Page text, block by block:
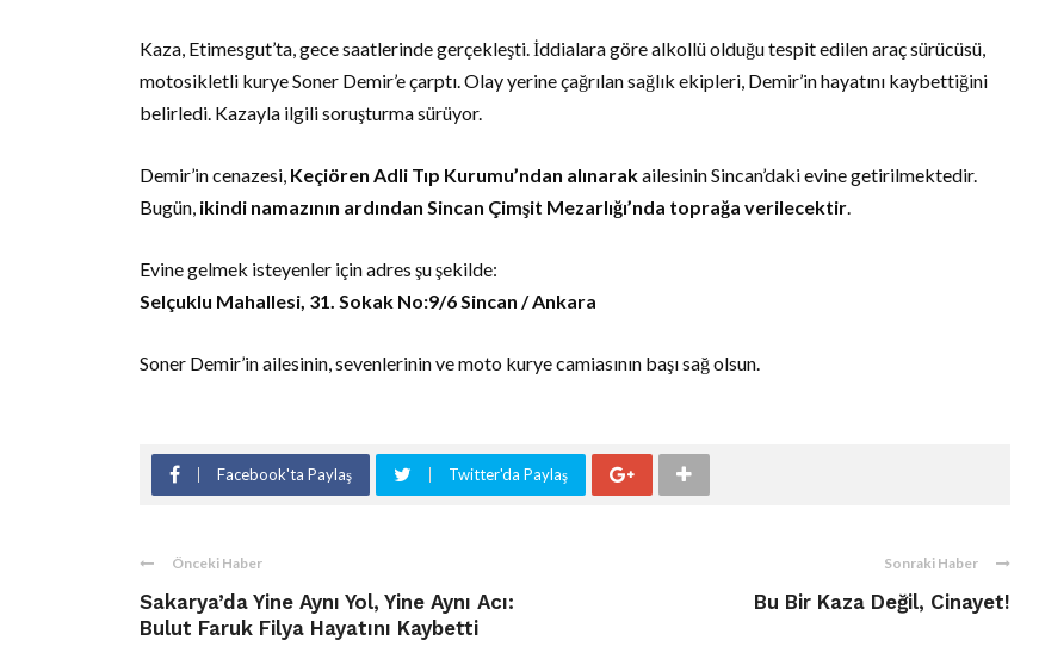
Kaza, Etimesgut’ta, gece saatlerinde gerçekleşti. İddialara göre alkollü olduğu tespit edilen araç sürücüsü,
motosikletli kurye Soner Demir’e çarptı. Olay yerine çağrılan sağlık ekipleri, Demir’in hayatını kaybettiğini
belirledi. Kazayla ilgili soruşturma sürüyor.
Demir’in cenazesi, Keçiören Adli Tıp Kurumu’ndan alınarakailesinin Sincan’daki evine getirilmektedir.
Bugün, ikindi namazının ardından Sincan Çimşit Mezarlığı’nda toprağa verilecektir.
Evine gelmek isteyenler için adres şu şekilde:
Selçuklu Mahallesi, 31. Sokak No:9/6 Sincan / Ankara
Soner Demir’in ailesinin, sevenlerinin ve moto kurye camiasının başı sağ olsun.
Facebook'ta Paylaş Twitter'da Paylaş
Önceki Haber
Sakarya’da Yine Aynı Yol, Yine Aynı Acı:
Bulut Faruk Filya Hayatını Kaybetti
Sonraki Haber
Bu Bir Kaza Değil, Cinayet!